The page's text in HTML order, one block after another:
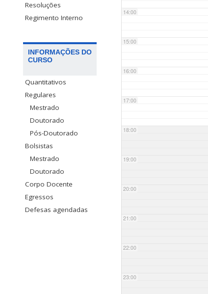
Resoluções
Regimento Interno
INFORMAÇÕES DO
CURSO
Quantitativos
Regulares
Mestrado
Doutorado
Pós-Doutorado
Bolsistas
Mestrado
Doutorado
Corpo Docente
Egressos
Defesas agendadas
14:00
15:00
16:00
17:00
18:00
19:00
20:00
21:00
22:00
23:00